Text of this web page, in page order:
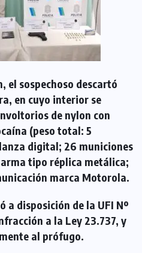
el sospechoso descartó
en cuyo interior se
de nylon con
(peso total: 5
digital; 26 municiones
tipo réplica metálica;
marca Motorola.
a disposición de la UFI Nº
a la Ley 23.737, y
al prófugo.